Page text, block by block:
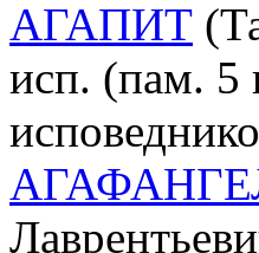
АГАПИТ
исп. (пам. 5